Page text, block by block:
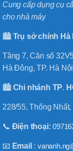
Cung cấp dụng cụ
cho nhà máy
🏙️ Trụ sở chính Hà
Tầng 7, Căn số
Hà Đông, TP. Hà Nội
🏙️ Chi nhánh TP.
228/55, Thống Nhất,
📞 Điện thoại:
📧 Email :